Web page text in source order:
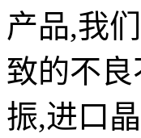
产品,我
致的不良
振,进口